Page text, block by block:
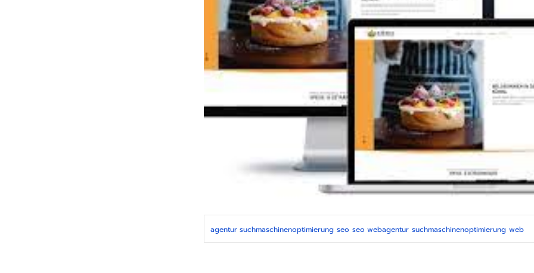
agentur suchmaschinenoptimierung seo seo webagentur suchmaschinenoptimierung web